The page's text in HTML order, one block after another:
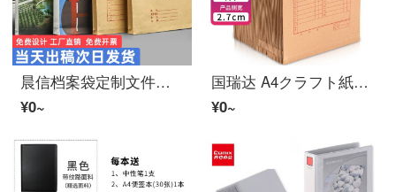
晨信档案袋定制文件袋定做A4クラフト紙房地产资料袋订制招投标袋合同袋订做オフィス用品纸袋设计印刷彩色logo 200克白牛皮324*230mm不起墙
¥0~
国瑞达 A4クラフト紙档案袋 侧宽文件袋//标书合同/资料文件袋 オフィス用品 档案袋 档案袋 侧面2.7cm 150G 50只
¥0~